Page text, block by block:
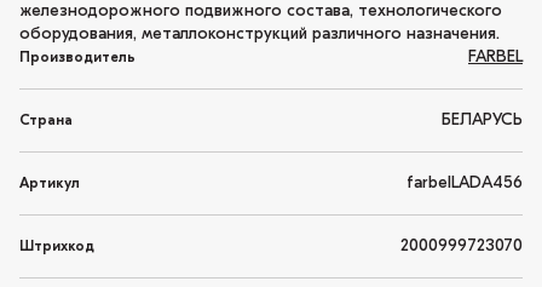
железнодорожного подвижного состава, технологического
оборудования, металлоконструкций различного назначения.
Производитель FARBEL
Страна БЕЛАРУСЬ
Артикул farbelLADA456
Штрихкод 2000999723070